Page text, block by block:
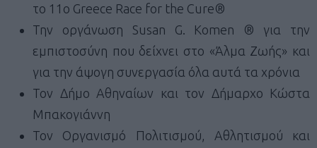
το 11ο Greece Race for the Cure®
Την οργάνωση Susan G. Komen ® για την
εμπιστοσύνη που δείχνει στο «Άλμα Ζωής» και
για την άψογη συνεργασία όλα αυτά τα χρόνια
Τον Δήμο Αθηναίων και τον Δήμαρχο Κώστα
Μπακογιάννη
Τον Οργανισμό Πολιτισμού, Αθλητισμού και